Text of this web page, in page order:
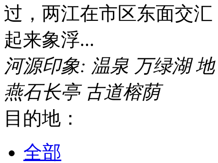
过，两江在市区东面交
起来象浮...
河源印象: 温泉 万绿湖
燕石长亭 古道榕荫
目的地：
全部